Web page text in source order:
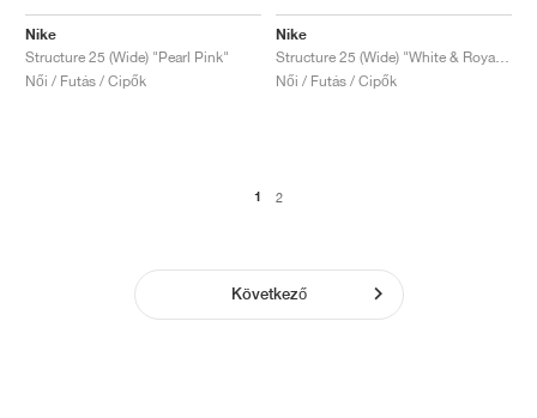
Nike
Structure 25 (Wide) "Pearl Pink"
Női / Futás / Cipők
Nike
Női / Futás / Cipők
1 2
Következő